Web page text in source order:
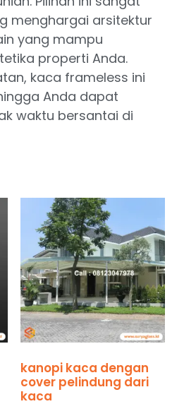
menghargai arsitektur
yang mampu
properti Anda.
kaca frameless ini
Anda dapat
waktu bersantai di
kanopi kaca dengan
cover pelindung dari
kaca